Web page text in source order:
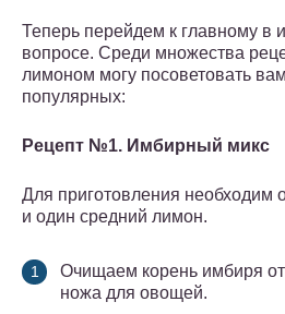
Теперь перейдем к главному в
вопросе. Среди множества
лимоном могу посоветовать
популярных:
Рецепт №1. Имбирный микс
Для приготовления необходим
и один средний лимон.
Очищаем корень имбиря
ножа для овощей.